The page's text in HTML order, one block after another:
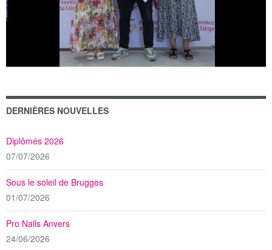
DERNIÈRES NOUVELLES
Diplômés 2026
07/07/2026
Sous le soleil de Brugges
01/07/2026
Pro Nails Anvers
24/06/2026